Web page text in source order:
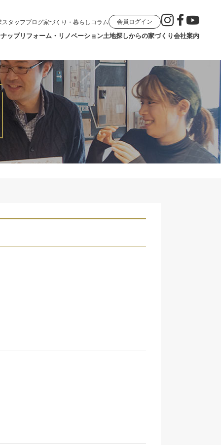
ップリフォーム・リノベーション土地探しからの家づくり会社案内
スタッフブログ家づくり・暮らしコラム 会員ログイン